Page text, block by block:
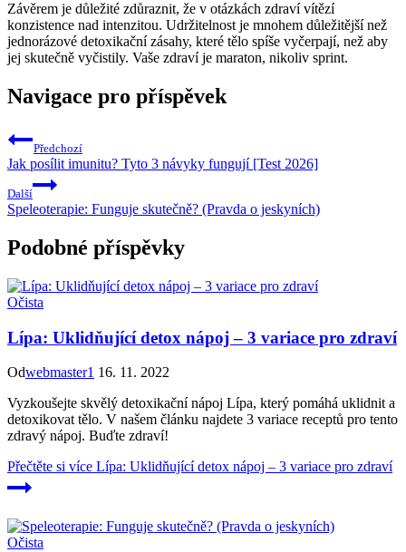
Závěrem je důležité zdůraznit, že v otázkách zdraví vítězí
konzistence nad intenzitou. Udržitelnost je mnohem důležitější než
jednorázové detoxikační zásahy, které tělo spíše vyčerpají, než aby
jej skutečně vyčistily. Vaše zdraví je maraton, nikoliv sprint.
Navigace pro příspěvek
Předchozí
Jak posílit imunitu? Tyto 3 návyky fungují [Test 2026]
Další
Speleoterapie: Funguje skutečně? (Pravda o jeskyních)
Podobné příspěvky
Očista
Lípa: Uklidňující detox nápoj – 3 variace pro zdraví
Odwebmaster1 16. 11. 2022
Vyzkoušejte skvělý detoxikační nápoj Lípa, který pomáhá uklidnit a
detoxikovat tělo. V našem článku najdete 3 variace receptů pro tento
zdravý nápoj. Buďte zdraví!
Přečtěte si více Lípa: Uklidňující detox nápoj – 3 variace pro zdraví
Očista